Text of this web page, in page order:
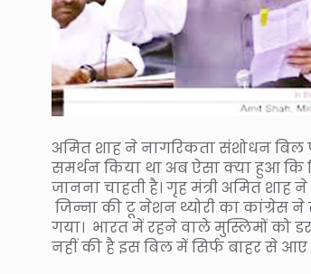
अमित शाह ने नागरिकता संशोधन
समर्थन किया था अब ऐसा क्या हुआ कि
जानना चाहती है। गृह मंत्री अमित शाह
जिन्ना की टू नेशन थ्योरी का कांग्रेस
गया। भारत में रहने वाले मुस्लिमों को
नहीं की है इस बिल में सिर्फ बाहर से आए